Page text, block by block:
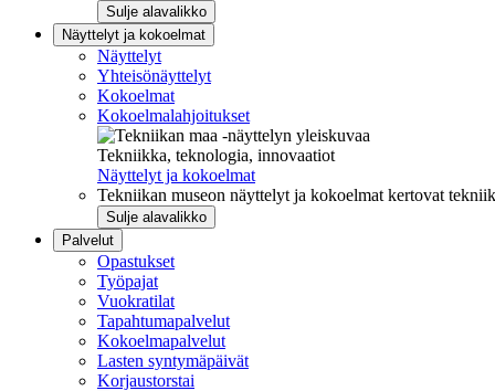
Sulje alavalikko
Näyttelyt ja kokoelmat
Näyttelyt
Yhteisönäyttelyt
Kokoelmat
Kokoelmalahjoitukset
Tekniikka, teknologia, innovaatiot
Näyttelyt ja kokoelmat
Tekniikan museon näyttelyt ja kokoelmat kertovat
Sulje alavalikko
Palvelut
Opastukset
Työpajat
Vuokratilat
Tapahtumapalvelut
Kokoelmapalvelut
Lasten syntymäpäivät
Korjaustorstai